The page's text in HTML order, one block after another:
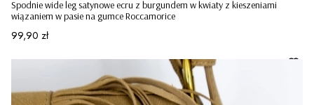
Spodnie wide leg satynowe ecru z burgundem w kwiaty z kieszeniami
wiązaniem w pasie na gumce Roccamorice
Cena
99,90 zł